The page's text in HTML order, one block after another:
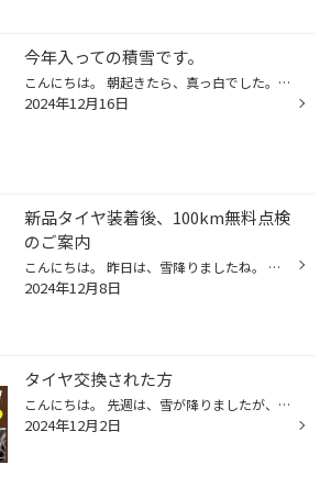
今年入っての積雪です。
こんにちは。 朝起きたら、真っ白でした。 こないだも雪が降りましたが、ここまでは積もらなかったです。 そして気温も低く、寒いです。 路面も凍結している所もありました。 冬タイヤに履き替えて、今年は、まだこのタイヤで大丈夫？ と思っている方も多いはず。。。 アイスバーン走行には、タイヤ...
2024年12月16日
新品タイヤ装着後、100km無料点検
のご案内
こんにちは。 昨日は、雪降りましたね。 気温も低いせいか、道路は、ツルツル凍った所もありました。 西根インターあたりでは、事故もあったようです。 運転される場合は、気をつなければならない冬本番を迎えます。 今年、スタッドレスタイヤを新品交換されたお客様、 冬タイヤの慣らし運転してい...
2024年12月8日
タイヤ交換された方
こんにちは。 先週は、雪が降りましたが、すぐ解けました。 12月に入って、天気予報は、雪予報が付いたり、消えたり。。。 冬タイヤへの履き替え準備もほぼ済んでるかと思われます。 去年は、あまり雪が降らなかったので、冬タイヤを何年使用しているか？ あまり気にならなかったと思います。 今、...
2024年12月2日